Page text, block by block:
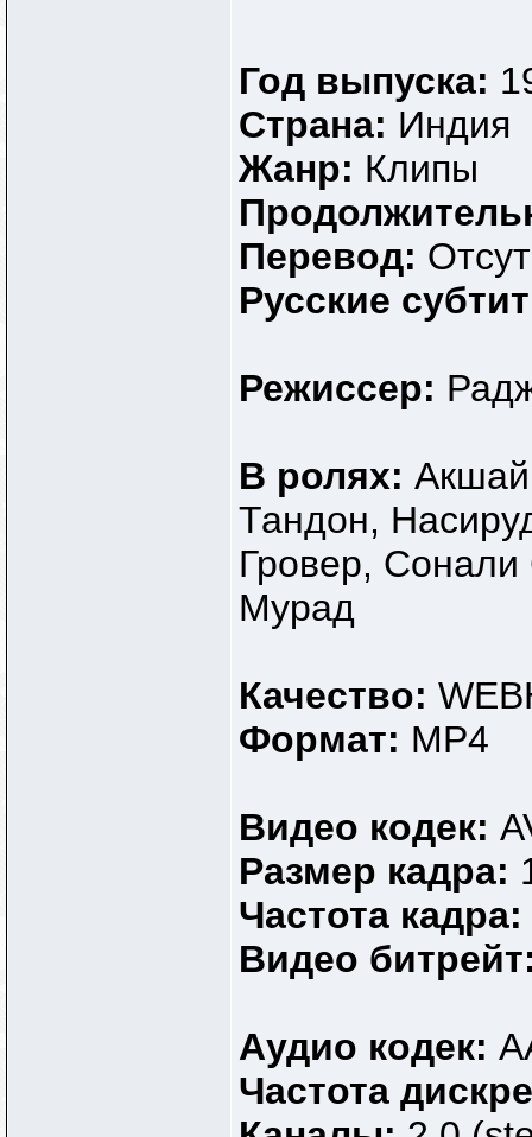
Год выпуска:
Страна: Индия
Жанр: Клипы
Перевод:
Русские
Режиссер:
В ролях:
Тандон,
Гровер,
Мурад
Качество:
Формат: MP4
Видео кодек:
Размер кадра:
Частота кадра:
Видео
Аудио кодек:
Частота